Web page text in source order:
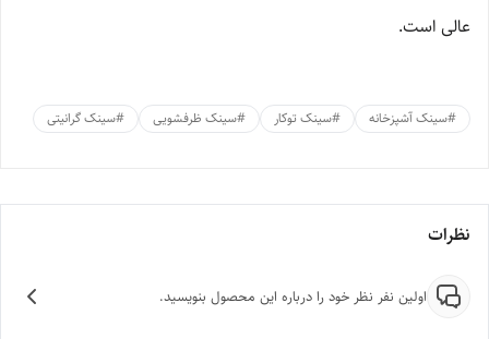
عالی است.
#سینک آشپزخانه #سینک توکار #سینک ظرفشویی #سینک گرانیتی
نظرات
اولین نفر نظر خود را درباره این محصول بنویسید.